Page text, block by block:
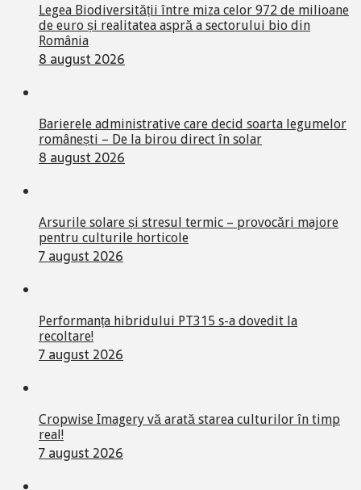
Legea Biodiversității între miza celor 972 de milioane
de euro și realitatea aspră a sectorului bio din
România
8 august 2026
Barierele administrative care decid soarta legumelor
românești – De la birou direct în solar
8 august 2026
Arsurile solare și stresul termic – provocări majore
pentru culturile horticole
7 august 2026
Performanța hibridului PT315 s-a dovedit la
recoltare!
7 august 2026
Cropwise Imagery vă arată starea culturilor în timp
real!
7 august 2026